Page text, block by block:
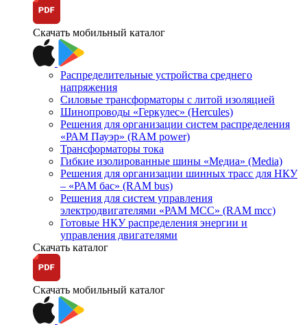
Скачать мобильный каталог
Распределительные устройства среднего
напряжения
Силовые трансформаторы с литой изоляцией
Шинопроводы «Геркулес» (Hercules)
Решения для организации систем распределения
«РАМ Пауэр» (RAM power)
Трансформаторы тока
Гибкие изолированные шины «Медиа» (Media)
Решения для организации шинных трасс для НКУ
– «РАМ бас» (RAM bus)
Решения для систем управления
электродвигателями «РАМ МСС» (RAM mcc)
Готовые НКУ распределения энергии и
управления двигателями
Скачать каталог
Скачать мобильный каталог